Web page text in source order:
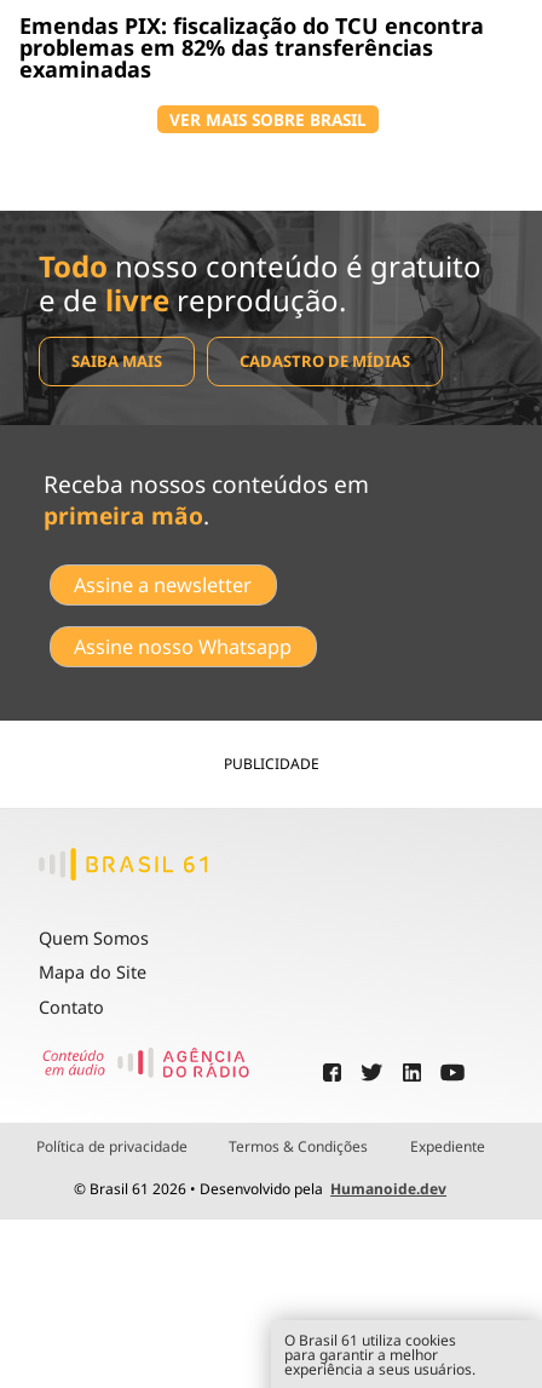
Emendas PIX: fiscalização do TCU encontra
problemas em 82% das transferências
examinadas
VER MAIS SOBRE BRASIL
Todo nosso conteúdo é gratuito
e de livrereprodução.
SAIBA MAIS CADASTRO DE MÍDIAS
Receba nossos conteúdos em
primeira mão.
Assine a newsletter
Assine nosso Whatsapp
PUBLICIDADE
Quem Somos
Mapa do Site
Contato
Política de privacidade Termos & Condições Expediente
© Brasil 61 2026 • Desenvolvido pela Humanoide.dev
O Brasil 61 utiliza cookies
para garantir a melhor
experiência a seus usuários.